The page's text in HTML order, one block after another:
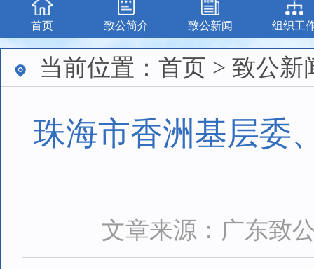
首页 致公简介 致公新闻 组织工
当前位置：首页 > 致公新
珠海市香洲基层委
文章来源：广东致